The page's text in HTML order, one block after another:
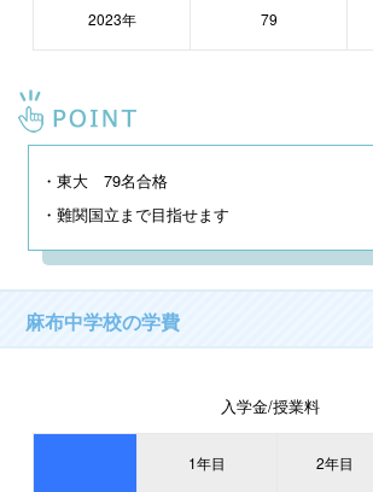
2023年 79
・東大　79名合格
・難関国立まで目指せます
麻布中学校の学費
入学金/授業料
1年目 2年目